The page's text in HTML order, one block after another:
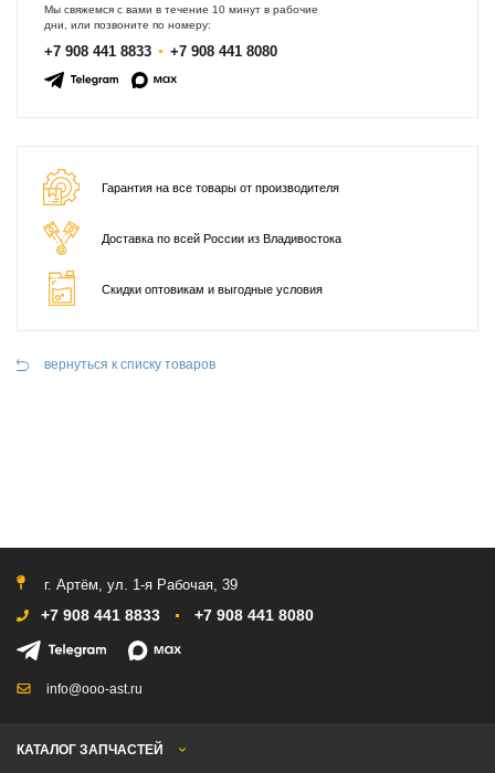
Мы свяжемся с вами в течение 10 минут в рабочие
дни, или позвоните по номеру:
+7 908 441 8833 +7 908 441 8080
Гарантия на все товары от производителя
Доставка по всей России из Владивостока
Скидки оптовикам и выгодные условия
вернуться к списку товаров
г. Артём, ул. 1-я Рабочая, 39
+7 908 441 8833 +7 908 441 8080
info@ooo-ast.ru
КАТАЛОГ ЗАПЧАСТЕЙ